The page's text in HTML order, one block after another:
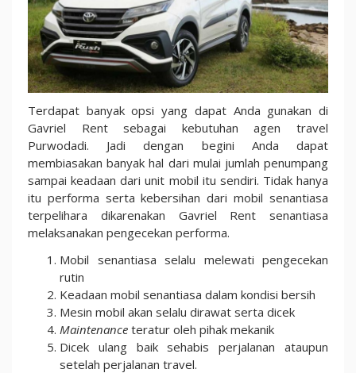
Terdapat banyak opsi yang dapat Anda gunakan di
Gavriel Rent sebagai kebutuhan agen travel
Purwodadi. Jadi dengan begini Anda dapat
membiasakan banyak hal dari mulai jumlah penumpang
sampai keadaan dari unit mobil itu sendiri. Tidak hanya
itu performa serta kebersihan dari mobil senantiasa
terpelihara dikarenakan Gavriel Rent senantiasa
melaksanakan pengecekan performa.
Mobil senantiasa selalu melewati pengecekan
rutin
Keadaan mobil senantiasa dalam kondisi bersih
Mesin mobil akan selalu dirawat serta dicek
Maintenance teratur oleh pihak mekanik
Dicek ulang baik sehabis perjalanan ataupun
setelah perjalanan travel.